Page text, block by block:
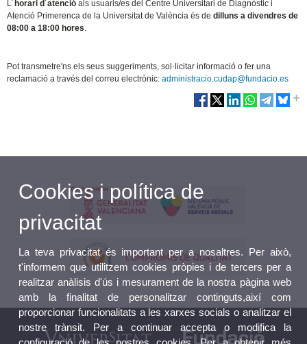
L´horari d´atenció als usuaris/es del Centre Universitari de Diagnòstic i
Atenció Primerenca de la Universitat de València és dedilluns a divendres de
08:00 a 18:00 hores
Pot transmetre'ns els seus suggeriments, sol·licitar informació o fer una
reclamació a través del correu electrònic:administracio.cudap@fundacio.es
Cookies i política de
privacitat
La teva privacitat és important per a nosaltres. Per això,
t'informem que utilitzem cookies pròpies i de tercers per a
realitzar anàlisis d'ús i mesurament de la nostra pàgina web
amb la finalitat de personalitzar continguts,així com
proporcionar funcionalitats a les xarxes socials o analitzar el
nostre trànsit. Per a continuar accepta o modifica la